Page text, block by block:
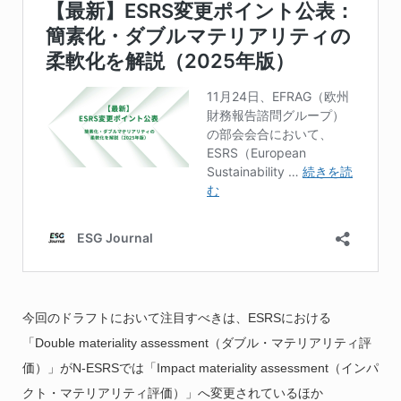
今回のドラフトにおいて注目すべきは、ESRSにおける
「Double materiality assessment（ダブル・マテリアリティ評
価）」がN-ESRSでは「Impact materiality assessment（インパ
クト・マテリアリティ評価）」へ変更されているほか